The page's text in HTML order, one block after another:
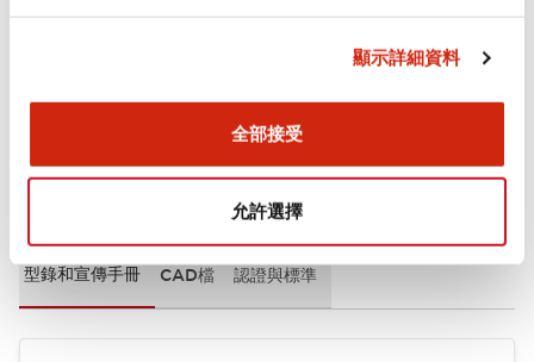
顯示詳細資料
全部接受
允許選擇
文件和檔案
型錄和宣傳手冊 CAD檔 認證與標準